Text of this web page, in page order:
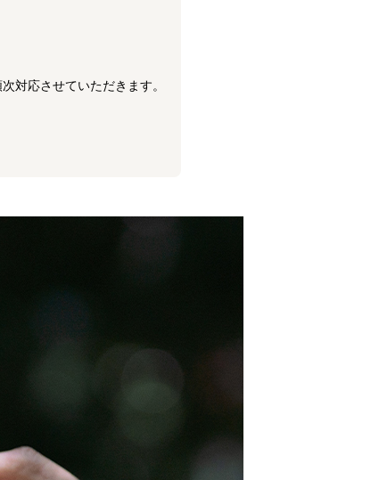
対応させていただきます。